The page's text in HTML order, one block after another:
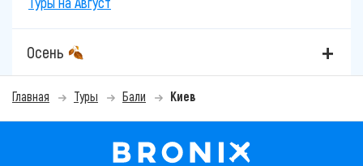
Осень
Главная Туры Бали Киев